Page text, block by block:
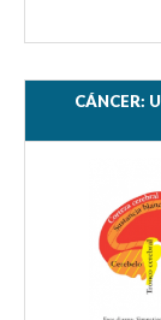
CÁNCER: